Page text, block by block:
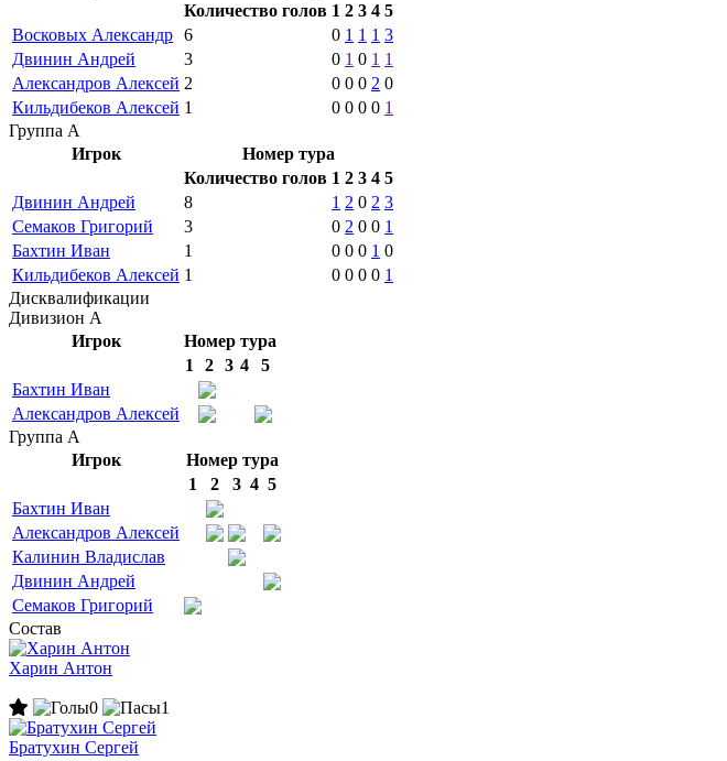
Количество голов 1 2 3 4 5
Восковых Александр 6 0 1 1 1 3
Двинин Андрей
3 0 1 0 1 1
Александров Алексей 2 0 0 0 2 0
Кильдибеков Алексей 1 0 0 0 0 1
Группа А
Игрок
Номер тура
Количество голов 1 2 3 4 5
Двинин Андрей
8 1 2 0 2 3
Семаков Григорий
3 0 2 0 0 1
Бахтин Иван
1 0 0 0 1 0
Кильдибеков Алексей 1 0 0 0 0 1
Дисквалификации
Дивизион А
Игрок
Номер тура
1
2 3 4
5
Бахтин Иван
Александров Алексей
Группа А
Игрок
Номер тура
1
2 3 4 5
Бахтин Иван
Александров Алексей
Калинин Владислав
Двинин Андрей
Семаков Григорий
Состав
Харин Антон
0 1
Братухин Сергей